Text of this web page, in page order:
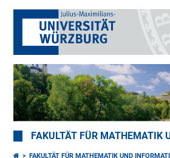
FAKULTÄT FÜR MATHEMATIK
FAKULTÄT FÜR MATHEMATIK UND